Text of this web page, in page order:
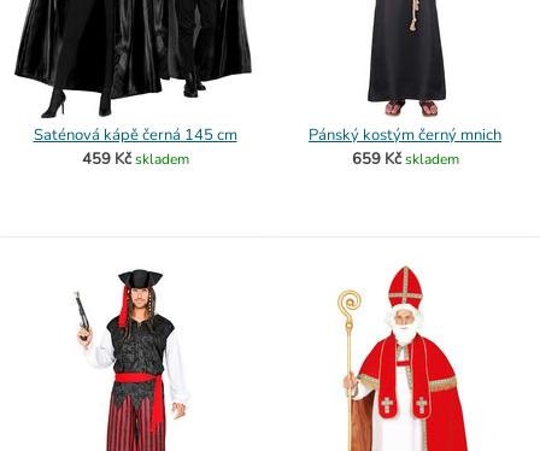
Saténová kápě černá 145 cm
459 Kč skladem
Pánský kostým černý mnich
659 Kč skladem